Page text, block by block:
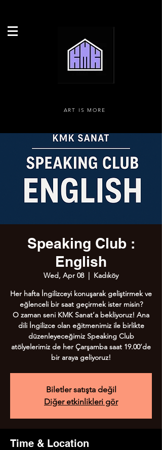
ART IS MORE
Speaking Club :
English
Wed, Apr 08
  |
Kadıköy
Her hafta İngilizceyi konuşarak geliştirmek ve
eğlenceli bir saat geçirmek ister misin?
O zaman seni KMK Sanat’a bekliyoruz! Ana
dili İngilizce olan eğitmenimiz ile birlikte
düzenleyeceğimiz Speaking Club
atölyelerimiz de her Çarşamba saat 19.00’de
bir araya geliyoruz!
Biletler satışta değil
Diğer etkinlikleri gör
Time & Location